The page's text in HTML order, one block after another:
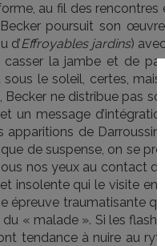
au fil des
poursuit son
d’Effroyables jardins)
casser la jambe et de
sous le soleil, certes,
Becker ne distribue pas
un message
apparitions de
de suspense, on se
nos yeux au contact
insolente qui le visite en
épreuve traumatisante
du « malade ». Si les
tendance à nuire au